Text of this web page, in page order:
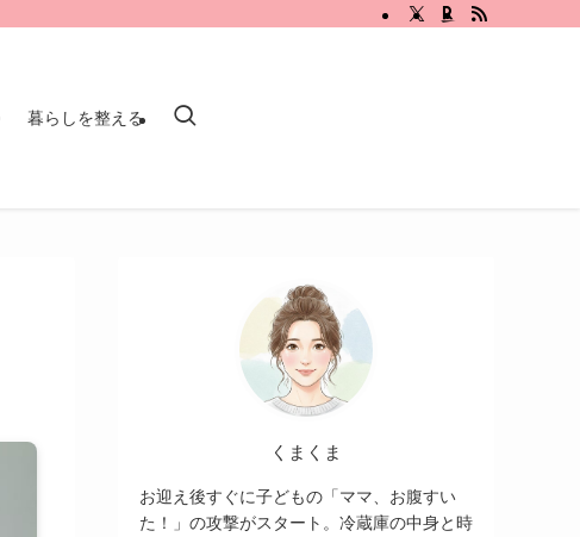
暮らしを整える
くまくま
お迎え後すぐに子どもの「ママ、お腹すい
た！」の攻撃がスタート。冷蔵庫の中身と時